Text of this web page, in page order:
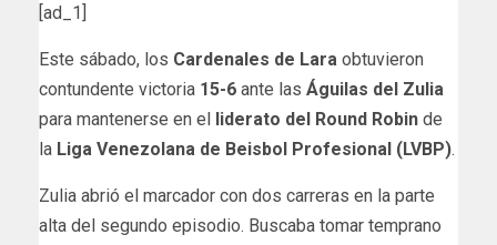
[ad_1]
Este sábado, los Cardenales de Lara obtuvieron
contundente victoria 15-6 ante las Águilas del Zulia
para mantenerse en el liderato del Round Robin de
la Liga Venezolana de Beisbol Profesional (LVBP).
Zulia abrió el marcador con dos carreras en la parte
alta del segundo episodio. Buscaba tomar temprano